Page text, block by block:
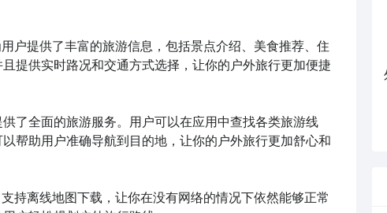
户提供了丰富的旅游信息，包括景点介绍、美食推荐、住
提供实时路况和交通方式选择，让你的户外旅行更加便捷
了全面的旅游服务。用户可以在应用中查找各类旅游线
帮助用户准确导航到目的地，让你的户外旅行更加舒心和
持离线地图下载，让你在没有网络的情况下依然能够正常